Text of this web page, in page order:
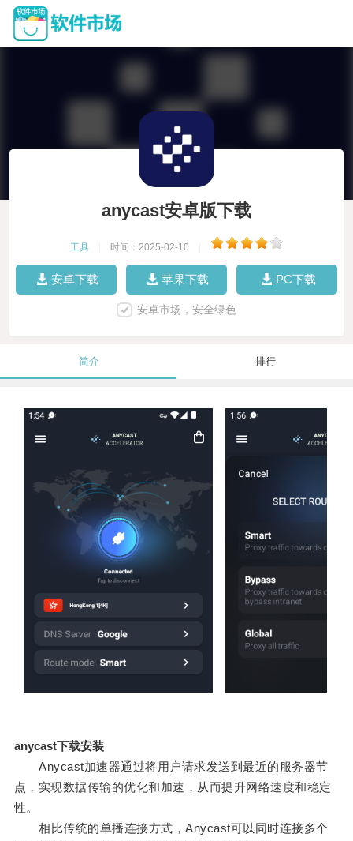
anycast安卓版下载
工具 时间：2025-02-10
安卓下载 苹果下载 PC下载
安卓市场，安全绿色
简介 排行
anycast下载安装
Anycast加速器通过将用户请求发送到最近的服务器节
点，实现数据传输的优化和加速，从而提升网络速度和稳定
性。
相比传统的单播连接方式，Anycast可以同时连接多个